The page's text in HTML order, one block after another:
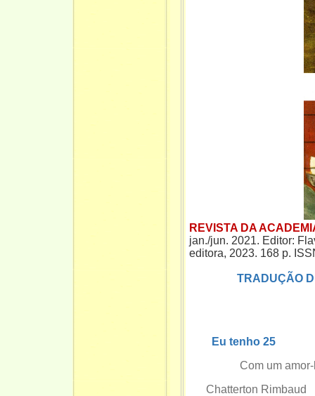
REVISTA DA
jan./jun. 2021. Editor:
editora, 2023. 168 p.
TRADUÇÃO
Eu tenho 25
Com um amor-
Chatterton Rimbaud